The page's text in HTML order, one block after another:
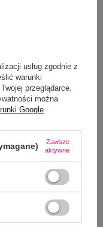
usług zgodnie z
warunki
przeglądarce.
można
Google.
Zawsze
aktywne